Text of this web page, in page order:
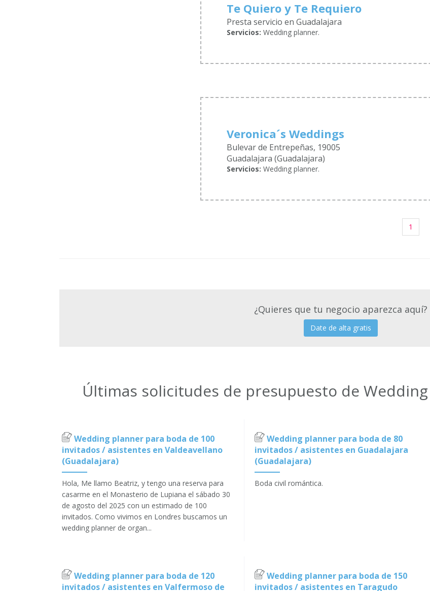
Te Quiero y Te Requiero
Presta servicio en Guadalajara
Servicios: Wedding planner.
Veronica´s Weddings
Bulevar de Entrepeñas, 19005
Guadalajara (Guadalajara)
Servicios: Wedding planner.
1
¿Quieres que tu negocio aparezca aquí?
Date de alta gratis
Últimas solicitudes de presupuesto de
Wedding planner para boda de 100
invitados / asistentes en Valdeavellano
(Guadalajara)
Hola, Me llamo Beatriz, y tengo una reserva para
casarme en el Monasterio de Lupiana el sábado 30
de agosto del 2025 con un estimado de 100
invitados. Como vivimos en Londres buscamos un
wedding planner de organ...
Wedding planner para boda de 80
invitados / asistentes en Guadalajara
(Guadalajara)
Boda civil romántica.
Wedding planner para boda de 120
invitados / asistentes en Valfermoso de
Wedding planner para boda de 150
invitados / asistentes en Taragudo